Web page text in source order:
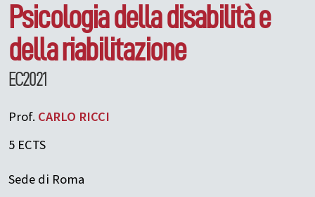
Psicologia della disabilità e
della riabilitazione
EC2021
Prof. CARLO RICCI
5 ECTS
Sede di Roma